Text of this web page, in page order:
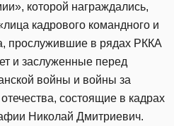
которой награждались,
кадрового командного и
прослужившие в рядах РККА
и заслуженные перед
войны и войны за
состоящие в кадрах
Николай Дмитриевич.